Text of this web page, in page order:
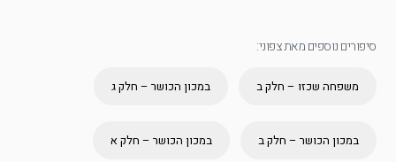
סיפורים נוספים מאת צפוני:
משפחה שכזו – חלק ב במכון הכושר – חלק ג
במכון הכושר – חלק ב במכון הכושר – חלק א